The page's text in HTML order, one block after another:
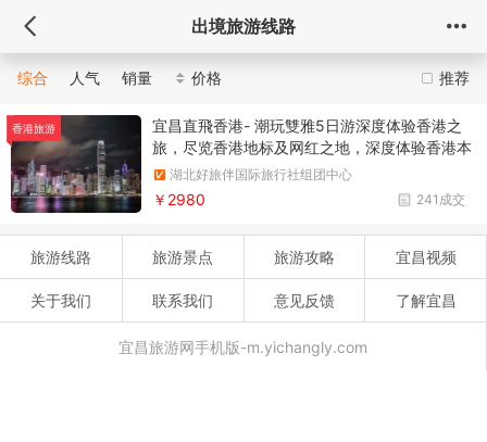
出境旅游线路
推荐
综合 人气 销量 价格
香港旅游
宜昌直飛香港- 潮玩雙雅5日游深度体验香港之
旅，尽览香港地标及网红之地，深度体验香港本
土风情；穿行港珠澳大桥，近距离观赏港珠澳大
桥雄姿；体验澳门特色、万国风情；一次打卡港
澳，真品质，让您轻松游
湖北好旅伴国际旅行社组团中心
241成交
￥2980
旅游线路 旅游景点 旅游攻略 宜昌视频
关于我们 联系我们 意见反馈 了解宜昌
宜昌旅游网手机版-m.yichangly.com